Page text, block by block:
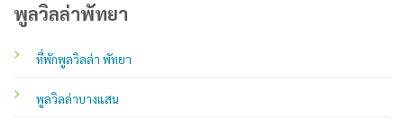
พูลวิลล่าพัทยา
ที่พักพูลวิลล่า พัทยา
พูลวิลล่าบางแสน